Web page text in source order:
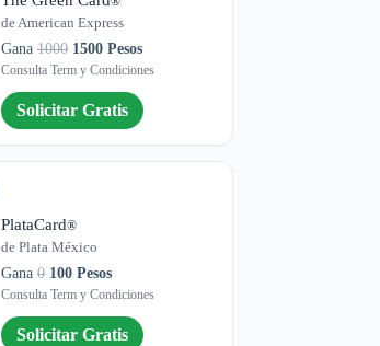
de American Express
Gana1000 1500 Pesos
Consulta Term y Condiciones
Solicitar Gratis
PlataCard®
de Plata México
Gana0 100 Pesos
Consulta Term y Condiciones
Solicitar Gratis